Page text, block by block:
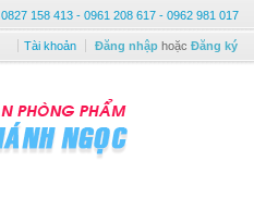
0827 158 413 - 0961 208 617 - 0962 981 017
Tài khoản Đăng nhập hoặc Đăng ký